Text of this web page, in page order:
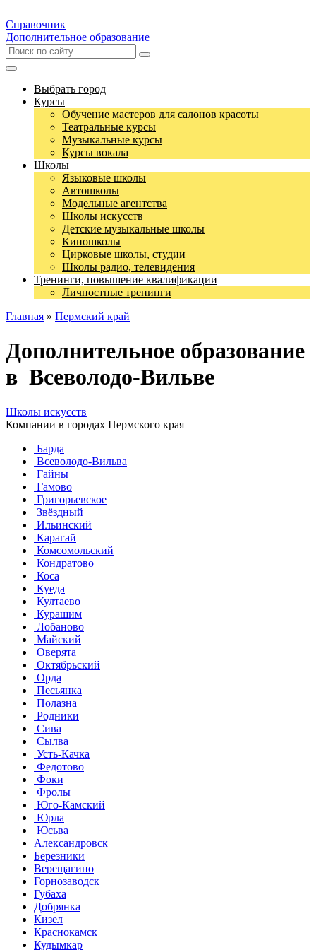
Справочник
Дополнительное образование
Выбрать город
Курсы
Обучение мастеров для салонов красоты
Театральные курсы
Музыкальные курсы
Курсы вокала
Школы
Языковые школы
Автошколы
Модельные агентства
Школы искусств
Детские музыкальные школы
Киношколы
Цирковые школы, студии
Школы радио, телевидения
Тренинги, повышение квалификации
Личностные тренинги
Главная » Пермский край
Дополнительное образование
в Всеволодо-Вильве
Школы искусств
Компании в городах Пермского края
Барда
Всеволодо-Вильва
Гайны
Гамово
Григорьевское
Звёздный
Ильинский
Карагай
Комсомольский
Кондратово
Коса
Куеда
Култаево
Курашим
Лобаново
Майский
Оверята
Октябрьский
Орда
Песьянка
Полазна
Родники
Сива
Сылва
Усть-Качка
Федотово
Фоки
Фролы
Юго-Камский
Юрла
Юсьва
Александровск
Березники
Верещагино
Горнозаводск
Губаха
Добрянка
Кизел
Краснокамск
Кудымкар